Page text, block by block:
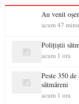
Au venit
acum 47
acum 1 ora
Peste 350
sătmăreni
acum 1 ora